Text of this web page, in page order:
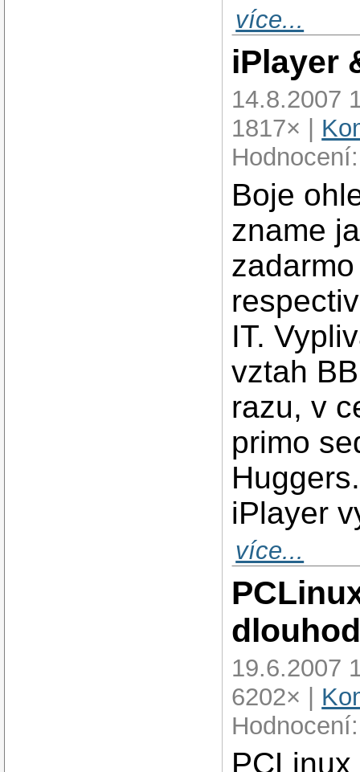
více...
iPlayer
14.8.2007
1817× |
Boje
zname
IT.
vztah
razu, v
primo
iPlayer
více...
19.6.2007
6202× |